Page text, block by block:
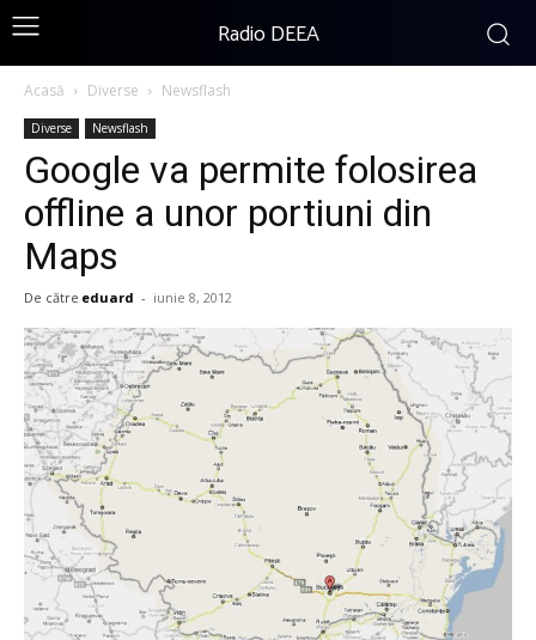
Radio DEEA
Acasă Diverse Newsflash
Diverse Newsflash
Google va permite folosirea
offline a unor portiuni din
Maps
De către eduard - iunie 8, 2012